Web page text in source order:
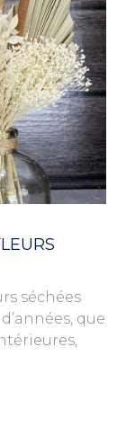
séchées
que